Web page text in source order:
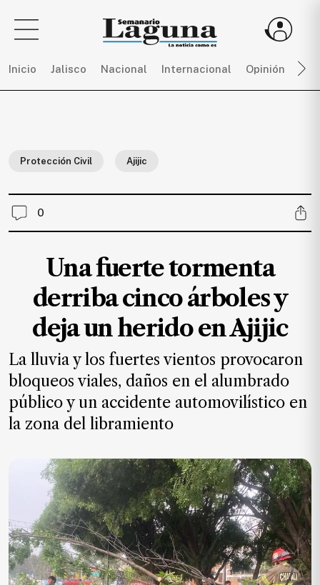
Inicio Jalisco Nacional Internacional Opinión
únete
a
MXN
mes.
Suscríbete ahora
Jalisco
Nacional
Internacional
Opinión
Deportes
Protección Civil Ajijic
0
Una fuerte tormenta
derriba cinco árboles y
deja un herido en Ajijic
La lluvia y los fuertes vientos provocaron
bloqueos viales, daños en el alumbrado
público y un accidente automovilístico en
la zona del libramiento